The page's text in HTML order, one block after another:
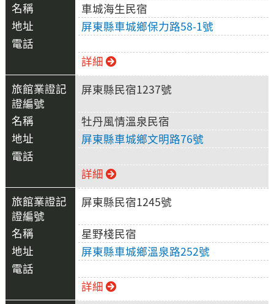
車城海生民宿
屏東縣車城鄉保力路58-1號
詳細
屏東縣民宿1237號
牡丹風情溫泉民宿
屏東縣車城鄉文明路76號
詳細
屏東縣民宿1245號
星野棧民宿
屏東縣車城鄉溫泉路252號
詳細